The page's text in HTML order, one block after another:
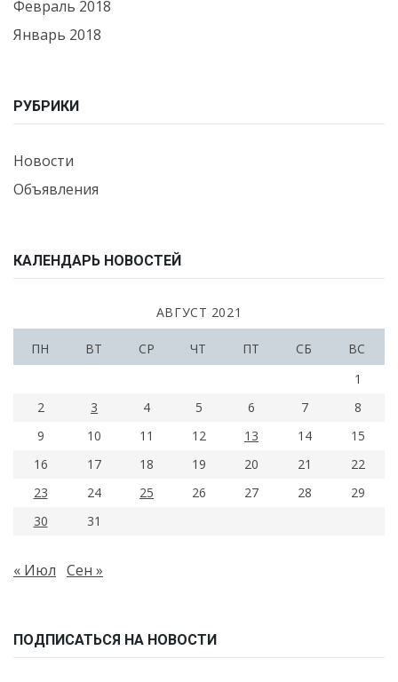
Февраль 2018
Январь 2018
РУБРИКИ
Новости
Объявления
КАЛЕНДАРЬ НОВОСТЕЙ
АВГУСТ 2021
ПН ВТ СР ЧТ ПТ СБ
ВС
1
2
3 4 5 6 7
8
9
10 11 12 13 14
15
16
17 18 19 20 21
22
23
24 25 26 27 28
29
30
31
« Июл Сен »
ПОДПИСАТЬСЯ НА НОВОСТИ